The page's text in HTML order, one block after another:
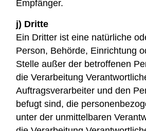
Empfänger.
j) Dritte
Ein Dritter ist eine natürliche
Person, Behörde, Einrichtung
Stelle außer der betroffenen
die Verarbeitung
Auftragsverarbeiter und den
befugt sind, die
unter der unmittelbaren